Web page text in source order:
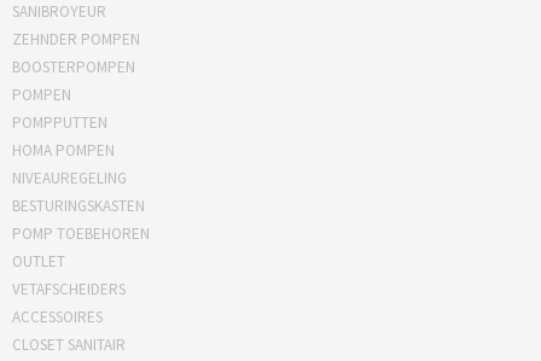
SANIBROYEUR
ZEHNDER POMPEN
BOOSTERPOMPEN
POMPEN
POMPPUTTEN
HOMA POMPEN
NIVEAUREGELING
BESTURINGSKASTEN
POMP TOEBEHOREN
OUTLET
VETAFSCHEIDERS
ACCESSOIRES
CLOSET SANITAIR